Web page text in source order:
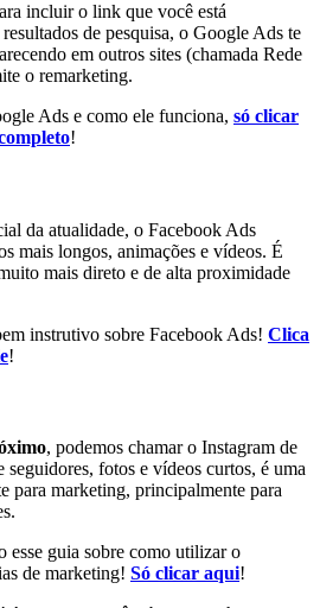
incluir o link que você está
de pesquisa, o Google Ads te
em outros sites (chamada Rede
o remarketing.
Ads e como ele funciona, só clicar
!
da atualidade, o Facebook Ads
mais longos, animações e vídeos. É
mais direto e de alta proximidade
instrutivo sobre Facebook Ads! Clica
!
, podemos chamar o Instagram de
seguidores, fotos e vídeos curtos, é uma
para marketing, principalmente para
esse guia sobre como utilizar o
de marketing! Só clicar aqui!